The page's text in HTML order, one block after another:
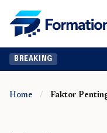
BREAKING
Home / Faktor